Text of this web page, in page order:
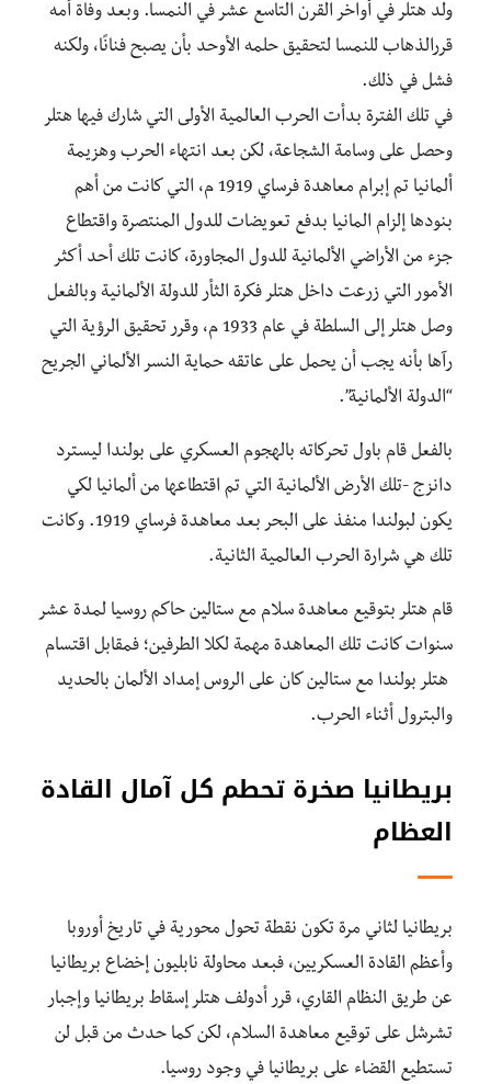
ولد هتلر في أواخر القرن التاسع عشر في النمسا. وبعد وفاة أمه
قررالذهاب للنمسا لتحقيق حلمه الأوحد بأن يصبح فنانًا، ولكنه
فشل في ذلك.
في تلك الفترة بدأت الحرب العالمية الأولى التي شارك فيها هتلر
وحصل على وسامة الشجاعة، لكن بعد انتهاء الحرب وهزيمة
ألمانيا تم إبرام معاهدة فرساي 1919 م، التي كانت من أهم
بنودها إلزام المانيا بدفع تعويضات للدول المنتصرة واقتطاع
جزء من الأراضي الألمانية للدول المجاورة، كانت تلك أحد أكثر
الأمور التي زرعت داخل هتلر فكرة الثأر للدولة الألمانية وبالفعل
وصل هتلر إلى السلطة في عام 1933 م، وقرر تحقيق الرؤية التي
رآها بأنه يجب أن يحمل على عاتقه حماية النسر الألماني الجريح
“الدولة الألمانية”.
بالفعل قام باول تحركاته بالهجوم العسكري على بولندا ليسترد
دانزج -تلك الأرض الألمانية التي تم اقتطاعها من ألمانيا لكي
يكون لبولندا منفذ على البحر بعد معاهدة فرساي 1919. وكانت
تلك هي شرارة الحرب العالمية الثانية.
قام هتلر بتوقيع معاهدة سلام مع ستالين حاكم روسيا لمدة عشر
سنوات كانت تلك المعاهدة مهمة لكلا الطرفين؛ فمقابل اقتسام
هتلر بولندا مع ستالين كان على الروس إمداد الألمان بالحديد
والبترول أثناء الحرب.
بريطانيا صخرة تحطم كل آمال القادة
العظام
بريطانيا لثاني مرة تكون نقطة تحول محورية في تاريخ أوروبا
وأعظم القادة العسكريين، فبعد محاولة نابليون إخضاع بريطانيا
عن طريق النظام القاري، قرر أدولف هتلر إسقاط بريطانيا وإجبار
تشرشل على توقيع معاهدة السلام، لكن كما حدث من قبل لن
تستطيع القضاء على بريطانيا في وجود روسيا.